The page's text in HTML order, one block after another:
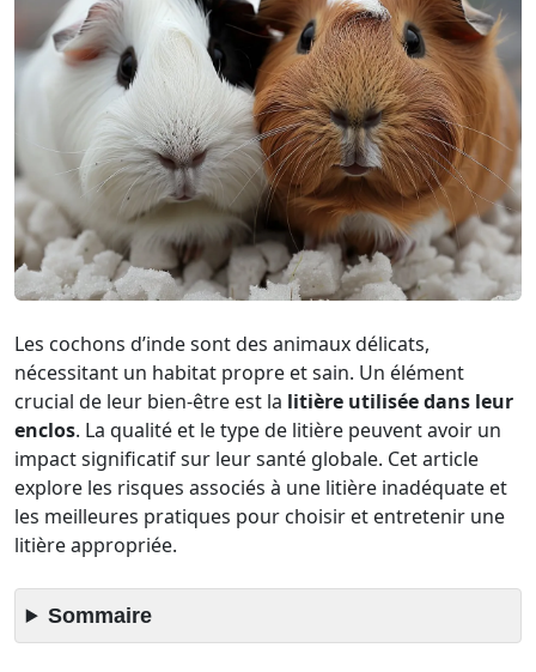
Les cochons d’inde sont des animaux délicats,
nécessitant un habitat propre et sain. Un élément
crucial de leur bien-être est la litière utilisée dans leur
enclos. La qualité et le type de litière peuvent avoir un
impact significatif sur leur santé globale. Cet article
explore les risques associés à une litière inadéquate et
les meilleures pratiques pour choisir et entretenir une
litière appropriée.
Sommaire